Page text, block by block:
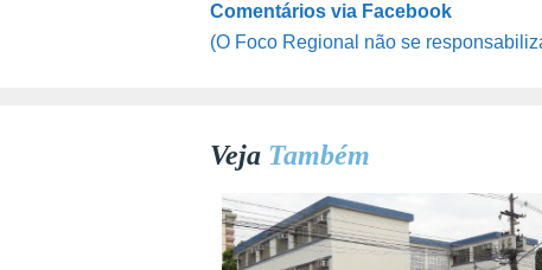
Comentários via Facebook
(O Foco Regional não se
Veja Também